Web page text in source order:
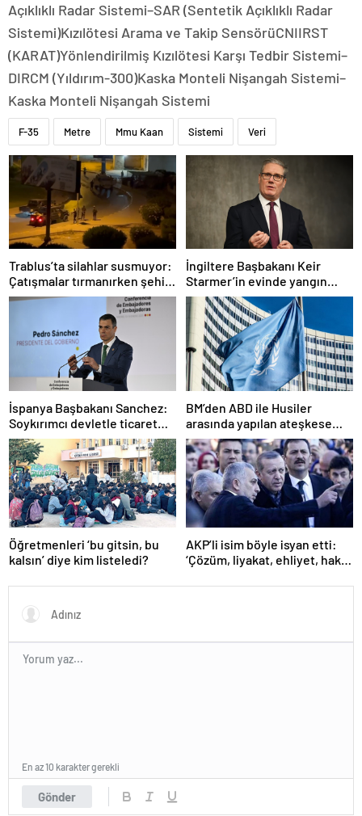
Açıklıklı Radar Sistemi–SAR (Sentetik Açıklıklı Radar
Sistemi)Kızılötesi Arama ve Takip SensörüCNIIRST
(KARAT)Yönlendirilmiş Kızılötesi Karşı Tedbir Sistemi–
DIRCM (Yıldırım-300)Kaska Monteli Nişangah Sistemi–
Kaska Monteli Nişangah Sistemi
F-35 Metre Mmu Kaan Sistemi Veri
Trablus’ta silahlar susmuyor:
Çatışmalar tırmanırken şehir
alarmda
İngiltere Başbakanı Keir
Starmer’in evinde yangın
çıktı
İspanya Başbakanı Sanchez:
Soykırımcı devletle ticaret
yapmayız
BM’den ABD ile Husiler
arasında yapılan ateşkese
ilişkin değerlendirme
Öğretmenleri ‘bu gitsin, bu
kalsın’ diye kim listeledi?
AKP’li isim böyle isyan etti:
‘Çözüm, liyakat, ehliyet, hak,
Gönder
En az 10 karakter gerekli